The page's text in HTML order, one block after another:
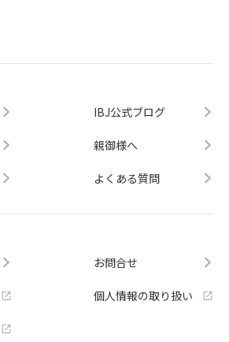
IBJ公式ブログ
親御様へ
よくある質問
お問合せ
個人情報の取り扱い